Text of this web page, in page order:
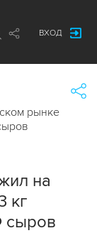
ВХОД
рынке
на
кг
сыров